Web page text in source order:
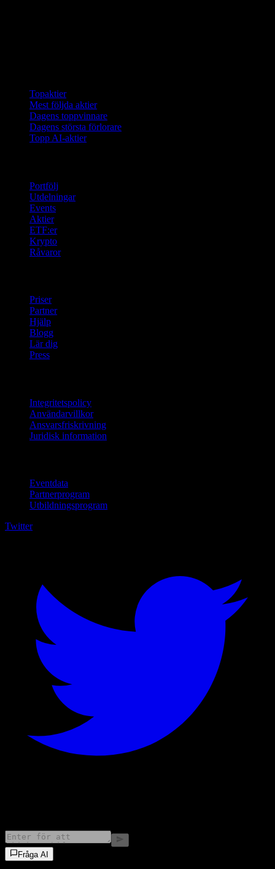
Topaktier
Mest följda aktier
Dagens toppvinnare
Dagens största förlorare
Topp AI-aktier
Portfölj
Utdelningar
Events
Aktier
ETF:er
Krypto
Råvaror
Priser
Partner
Hjälp
Blogg
Lär dig
Press
Integritetspolicy
Användarvillkor
Ansvarsfriskrivning
Juridisk information
Eventdata
Partnerprogram
Utbildningsprogram
Twitter
Fråga AI